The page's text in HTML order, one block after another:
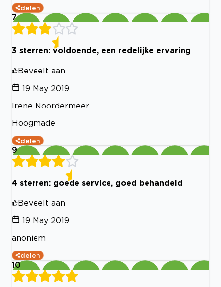
delen
7
3 sterren: voldoende, een redelijke ervaring
Beveelt aan
19 May 2019
Irene Noordermeer
Hoogmade
delen
9
4 sterren: goede service, goed behandeld
Beveelt aan
19 May 2019
anoniem
delen
10